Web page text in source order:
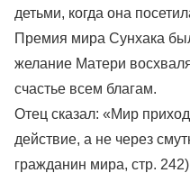
детьми, когда она
Премия мира Сунхака
желание Матери
счастье всем благам.
Отец сказал: «Мир
действие, а не через
гражданин мира, стр.